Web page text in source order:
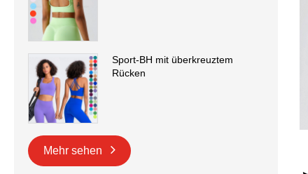
Sport-BH mit überkreuztem
Rücken
Mehr sehen